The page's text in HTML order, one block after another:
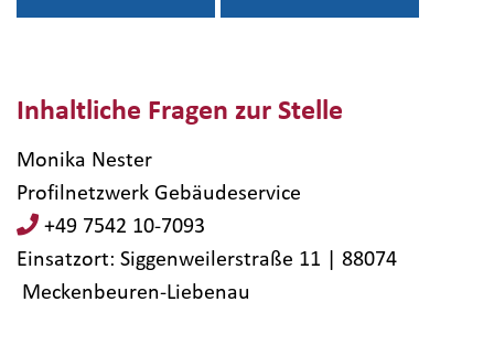
Inhaltliche Fragen zur Stelle
Monika Nester
Profilnetzwerk Gebäudeservice
+49 7542 10-7093
Einsatzort: Siggenweilerstraße 11 | 88074​
Meckenbeuren-Liebenau